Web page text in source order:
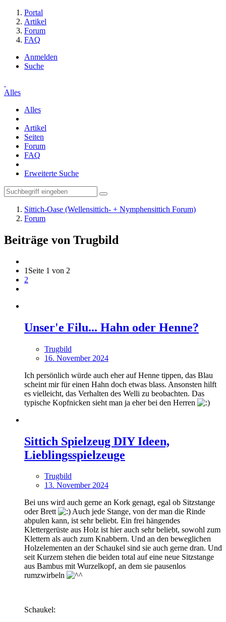
Portal
Artikel
Forum
FAQ
Anmelden
Suche
Alles
Alles
Artikel
Seiten
Forum
FAQ
Erweiterte Suche
Sittich-Oase (Wellensittich- + Nymphensittich Forum)
Forum
Beiträge von Trugbild
1 Seite 1 von 2
2
Unser'e Filu... Hahn oder Henne?
Trugbild
16. November 2024
Ich persönlich würde auch eher auf Henne tippen, das Blau
scheint mir für einen Hahn doch etwas blass. Ansonsten hilft
es vielleicht, das Verhalten des Welli zu beobachten. Das
typische Kopfnicken sieht man ja eher bei den Herren
Sittich Spielzeug DIY Ideen,
Lieblingsspielzeuge
Trugbild
13. November 2024
Bei uns wird auch gerne an Kork genagt, egal ob Sitzstange
oder Brett
Auch jede Stange, von der man die Rinde
abpulen kann, ist sehr beliebt. Ein frei hängendes
Klettergerüste aus Holz ist hier auch sehr beliebt, sowohl zum
Klettern als auch zum Knabbern. Und an den beweglichen
Holzelementen an der Schaukel sind sie auch gerne dran. Und
seit Kurzem stehen die beiden total auf eine neue Sitzstange
aus Bambus mit Wurzelkopf, an dem sie pausenlos
rumzwirbeln
Schaukel: